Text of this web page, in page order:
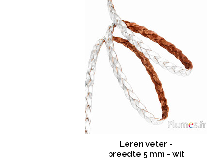
Leren veter -
breedte 5 mm - wit